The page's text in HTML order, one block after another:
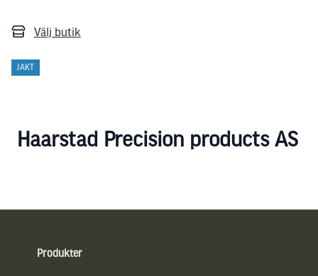
Välj butik
JAKT
Haarstad Precision products AS
Produkter